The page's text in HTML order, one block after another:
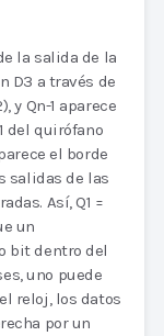
la salida de la
D3 a través de
y Qn-1 aparece
del quirófano
el borde
salidas de las
Así, Q1 =
un
bit dentro del
uno puede
reloj, los datos
por un